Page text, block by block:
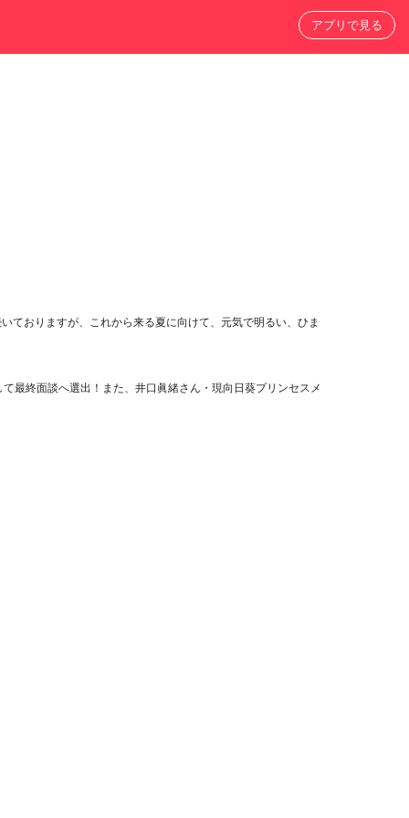
アプリで見る
ておりますが、これから来る夏に向けて、元気で明るい、ひま
最終面談へ選出！また、井口眞緒さん・現向日葵プリンセスメ